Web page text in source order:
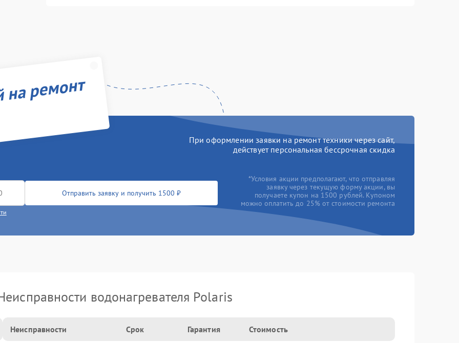
ремонт
При оформлении заявки на ремонт техники через сайт,
действует персональная бессрочная скидка
Отправить заявку и получить 1500 ₽
*Условия акции предполагают, что отправляя
заявку через текущую форму акции, вы
получаете купон на 1500 рублей. Купоном
можно оплатить до 25% от стоимости ремонта
водонагревателя Polaris
Неисправности Срок Гарантия Стоимость